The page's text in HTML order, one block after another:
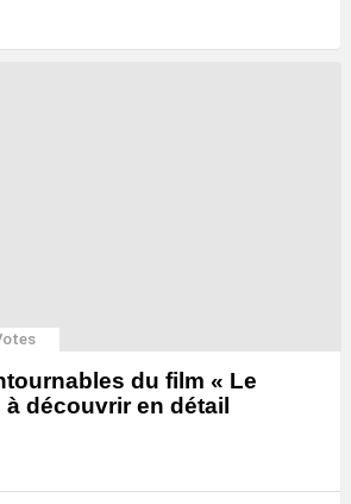
du film « Le
découvrir en détail